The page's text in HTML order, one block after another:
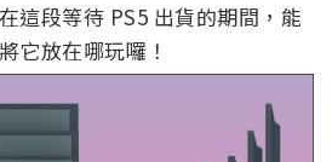
這段等待 PS5 出貨的期間，能
它放在哪玩囉！